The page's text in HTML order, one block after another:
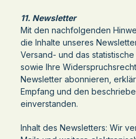
11. Newsletter
Mit den nachfolgenden
die Inhalte unseres
Versand- und das
sowie Ihre
Newsletter abonnieren,
Empfang und den
einverstanden.
Inhalt des Newsletters: Wir